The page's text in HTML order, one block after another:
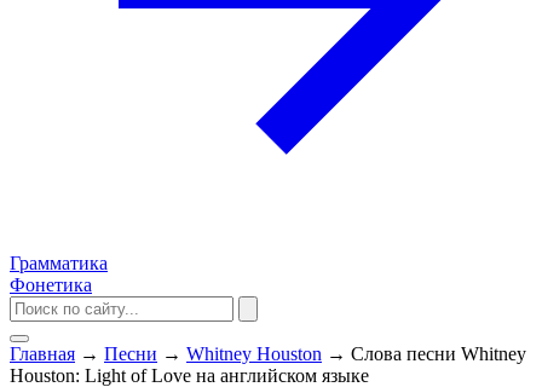
Грамматика
Фонетика
Главная → Песни → Whitney Houston → Слова песни Whitney
Houston: Light of Love на английском языке